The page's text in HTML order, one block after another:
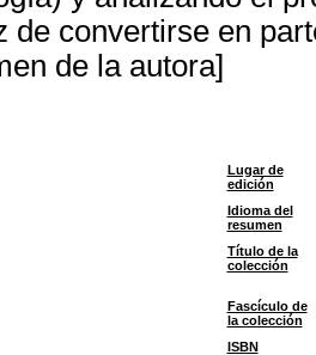
de convertirse en
de la autora]
Lugar de
edición
Idioma del
resumen
Título de la
colección
Fascículo de
la colección
ISBN